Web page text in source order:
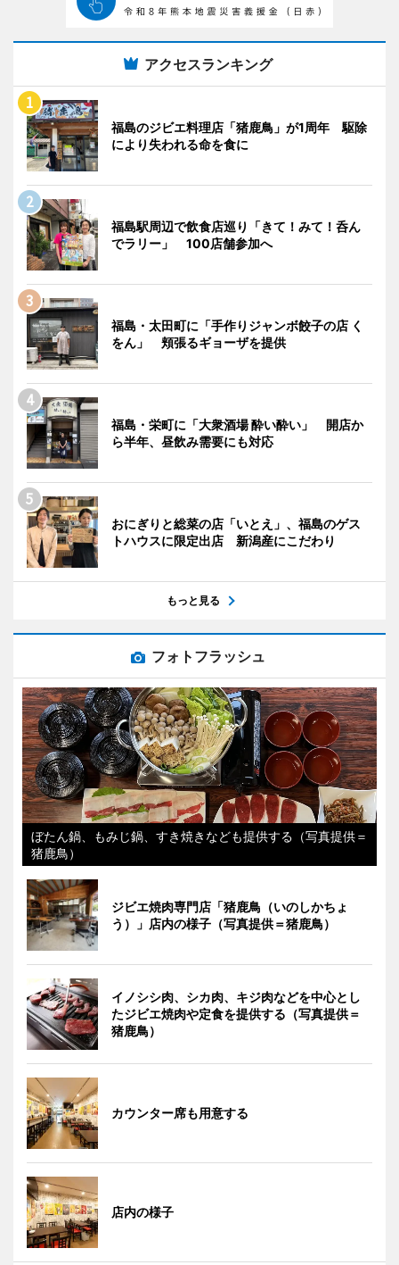
アクセスランキング
福島のジビエ料理店「猪鹿鳥」が1周年 駆除
により失われる命を食に
福島駅周辺で飲食店巡り「きて！みて！呑ん
でラリー」 100店舗参加へ
福島・太田町に「手作りジャンボ餃子の店 く
をん」 頬張るギョーザを提供
福島・栄町に「大衆酒場 酔い酔い」 開店か
ら半年、昼飲み需要にも対応
おにぎりと総菜の店「いとえ」、福島のゲス
トハウスに限定出店 新潟産にこだわり
もっと見る
フォトフラッシュ
ぼたん鍋、もみじ鍋、すき焼きなども提供する（写真提供＝
猪鹿鳥）
ジビエ焼肉専門店「猪鹿鳥（いのしかちょ
う）」店内の様子（写真提供＝猪鹿鳥）
イノシシ肉、シカ肉、キジ肉などを中心とし
たジビエ焼肉や定食を提供する（写真提供＝
猪鹿鳥）
カウンター席も用意する
店内の様子